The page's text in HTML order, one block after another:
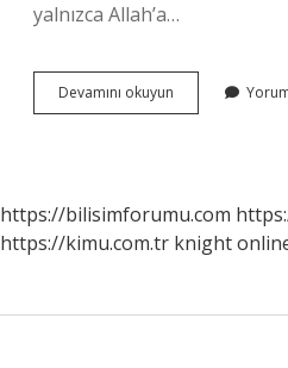
yalnızca Allah’a…
Devamını okuyun
Zenginliği
https://bilisimforumu.com
https://kimu.com.tr knight